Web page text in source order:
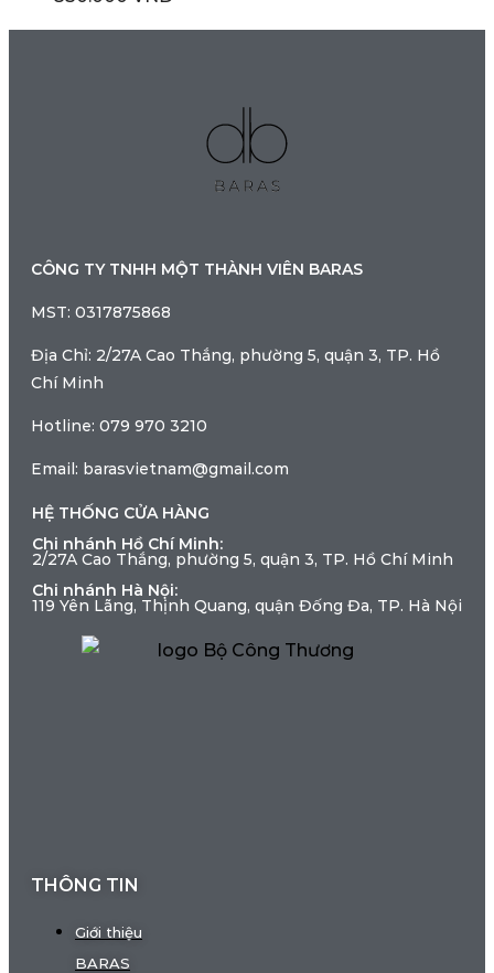
CÔNG TY TNHH MỘT THÀNH VIÊN BARAS
MST: 0317875868
Địa Chỉ: 2/27A Cao Thắng, phường 5, quận 3, TP. Hồ
Chí Minh
Hotline: 079 970 3210
Email: barasvietnam@gmail.com
HỆ THỐNG CỬA HÀNG
Chi nhánh Hồ Chí Minh:
2/27A Cao Thắng, phường 5, quận 3, TP. Hồ Chí Minh
Chi nhánh Hà Nội:
119 Yên Lãng, Thịnh Quang, quận Đống Đa, TP. Hà Nội
THÔNG TIN
Giới thiệu
BARAS